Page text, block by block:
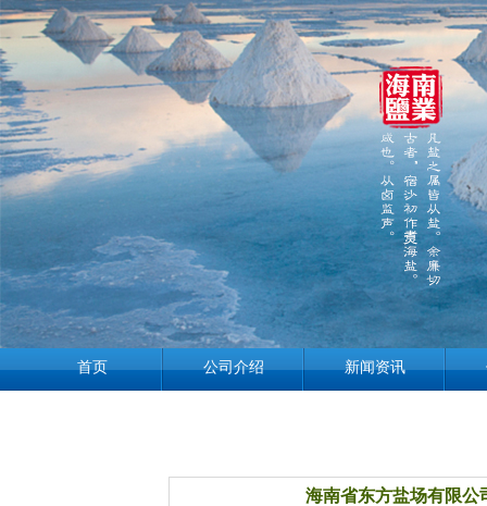
首页 公司介绍 新闻资讯
海南省东方盐场有限公